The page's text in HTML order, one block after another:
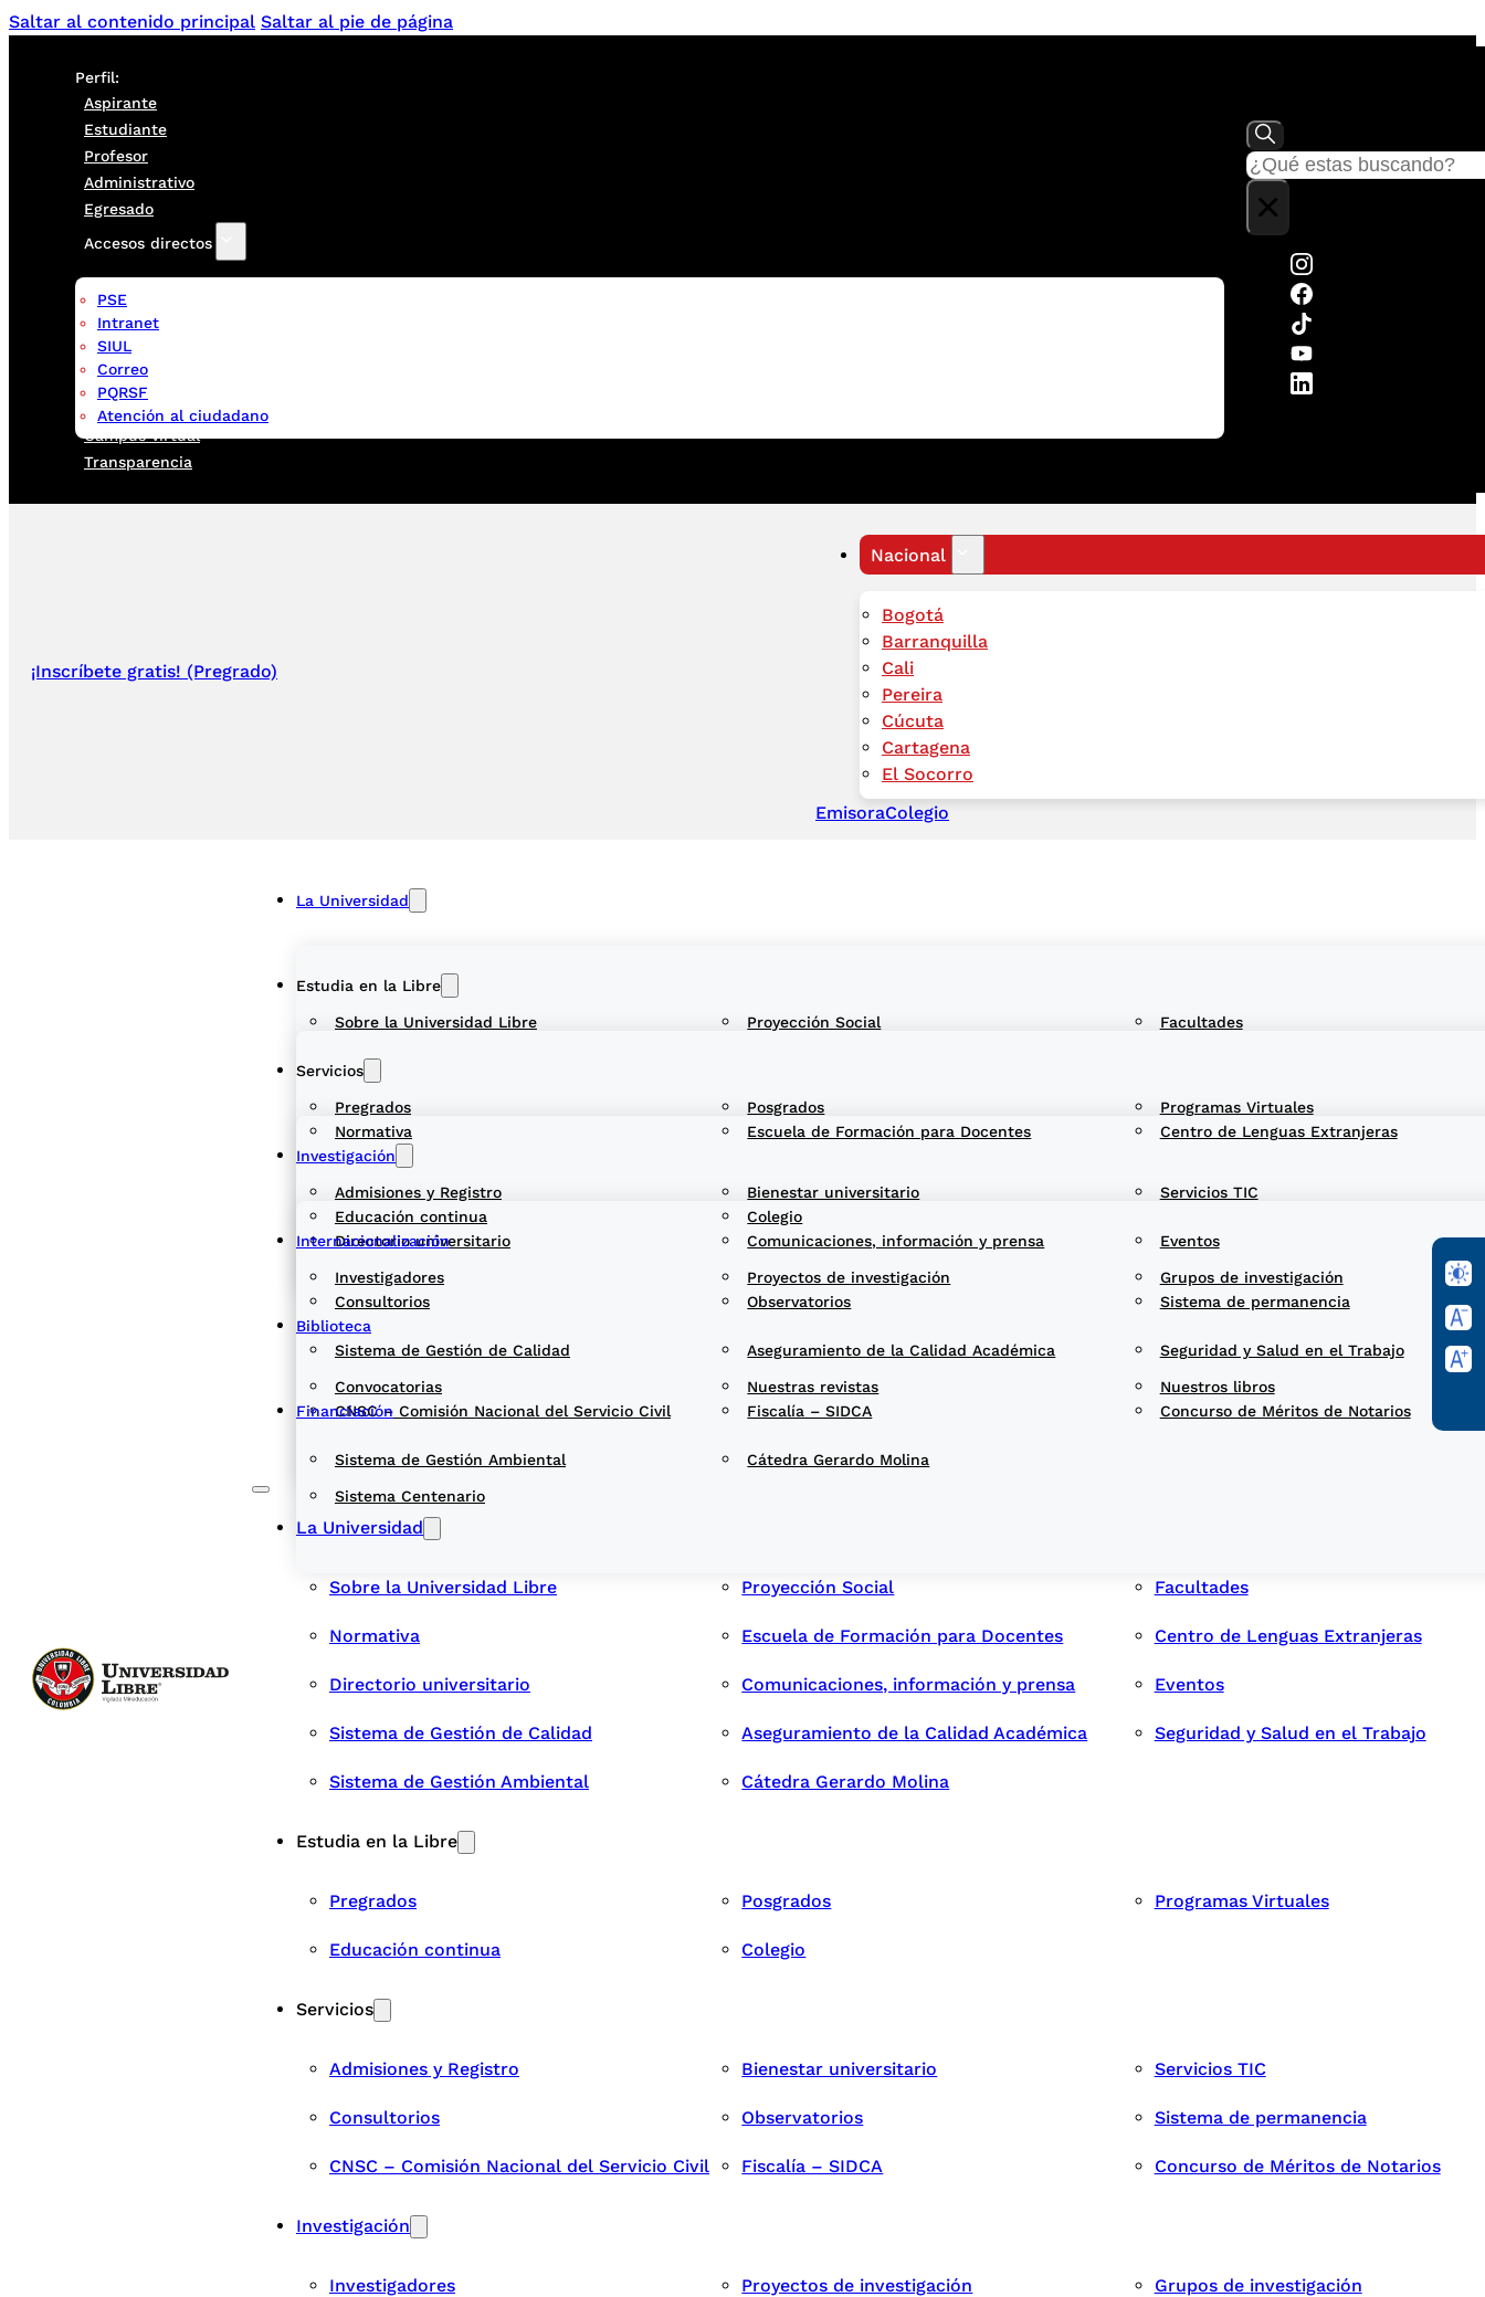
Saltar al contenido principal Saltar al pie de página
Perfil:
Aspirante
Estudiante
Profesor
Administrativo
Egresado
Accesos directos
PSE
Intranet
SIUL
Correo
PQRSF
Atención al ciudadano
Campus virtual
Transparencia
Buscar
×
¡Inscríbete gratis! (Pregrado)
Nacional
Bogotá
Barranquilla
Cali
Pereira
Cúcuta
Cartagena
El Socorro
EmisoraColegio
La Universidad
Sobre la Universidad Libre Proyección Social Facultades
Normativa Escuela de Formación para Docentes Centro de Lenguas Extranjeras
Directorio universitario Comunicaciones, información y prensa Eventos
Sistema de Gestión de Calidad Aseguramiento de la Calidad Académica Seguridad y Salud en el Trabajo
Sistema de Gestión Ambiental Cátedra Gerardo Molina
Estudia en la Libre
Pregrados Posgrados Programas Virtuales
Educación continua Colegio
Servicios
Admisiones y Registro Bienestar universitario Servicios TIC
Consultorios Observatorios Sistema de permanencia
CNSC – Comisión Nacional del Servicio Civil Fiscalía – SIDCA Concurso de Méritos de Notarios
Investigación
Investigadores Proyectos de investigación Grupos de investigación
Convocatorias Nuestras revistas Nuestros libros
Sistema Centenario
Internacionalización
Biblioteca
Financiación
La Universidad
Sobre la Universidad Libre Proyección Social Facultades
Normativa Escuela de Formación para Docentes Centro de Lenguas Extranjeras
Directorio universitario Comunicaciones, información y prensa Eventos
Sistema de Gestión de Calidad Aseguramiento de la Calidad Académica Seguridad y Salud en el Trabajo
Sistema de Gestión Ambiental Cátedra Gerardo Molina
Estudia en la Libre
Pregrados Posgrados Programas Virtuales
Educación continua Colegio
Servicios
Admisiones y Registro Bienestar universitario Servicios TIC
Consultorios Observatorios Sistema de permanencia
CNSC – Comisión Nacional del Servicio Civil Fiscalía – SIDCA Concurso de Méritos de Notarios
Investigación
Investigadores Proyectos de investigación Grupos de investigación